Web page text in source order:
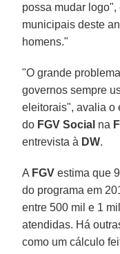
possa mudar
municipais deste
homens."
"O grande
governos sempre
eleitorais", avalia o
do FGV Social na
entrevista à DW.
A FGV estima que
do programa em
entre 500 mil e 1
atendidas. Há
como um cálculo